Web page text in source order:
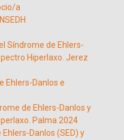
a
Síndrome de Ehlers-
Hiperlaxo. Jerez
Ehlers-Danlos e
de Ehlers-Danlos y
Palma 2024
Ehlers-Danlos (SED) y